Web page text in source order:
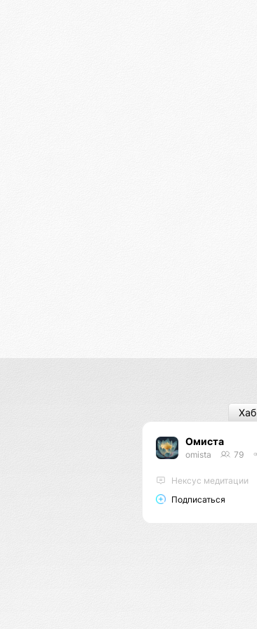
Омиста
omista 79
Нексус медитации
Подписаться
Хаб